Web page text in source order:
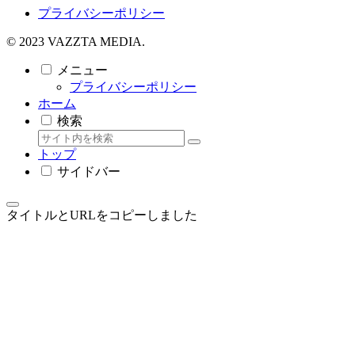
プライバシーポリシー
© 2023 VAZZTA MEDIA.
メニュー
プライバシーポリシー
ホーム
検索
トップ
サイドバー
タイトルとURLをコピーしました